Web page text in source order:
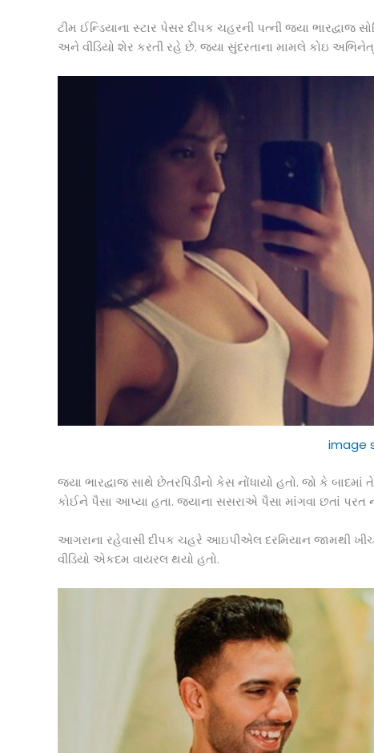
ટીમ ઈન્ડિયાના સ્ટાર પેસર દીપક ચહરની પત્ની જયા ભારદ્વાજ
અને વીડિયો શેર કરતી રહે છે. જયા સુંદરતાના મામલે કોઇ
image
જયા ભારદ્વાજ સાથે છેતરપિંડીનો કેસ નોંધાયો હતો. જો કે
કોઈને પૈસા આપ્યા હતા. જયાના સસરાએ પૈસા માંગવા છતાં પરત ન
આગરાના રહેવાસી દીપક ચહરે આઇપીએલ દરમિયાન જામથી
વીડિયો એકદમ વાયરલ થયો હતો.